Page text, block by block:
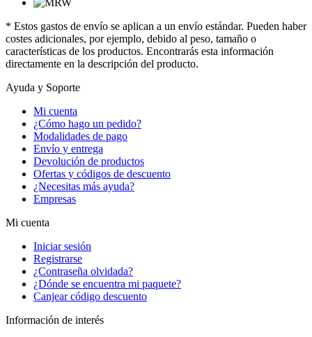
* Estos gastos de envío se aplican a un envío estándar. Pueden haber
costes adicionales, por ejemplo, debido al peso, tamaño o
características de los productos. Encontrarás esta información
directamente en la descripción del producto.
Ayuda y Soporte
Mi cuenta
¿Cómo hago un pedido?
Modalidades de pago
Envío y entrega
Devolución de productos
Ofertas y códigos de descuento
¿Necesitas más ayuda?
Empresas
Mi cuenta
Iniciar sesión
Registrarse
¿Contraseña olvidada?
¿Dónde se encuentra mi paquete?
Canjear código descuento
Información de interés